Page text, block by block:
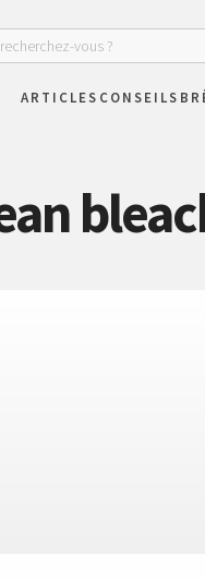
ARTICLES CONSEILS